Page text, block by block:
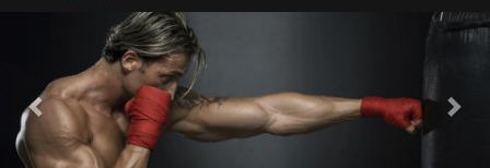
Previous